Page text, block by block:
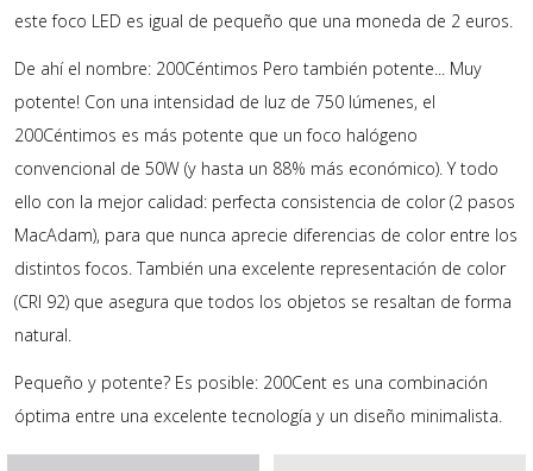
este foco LED es igual de pequeño que una moneda de 2 euros.
De ahí el nombre: 200Céntimos Pero también potente... Muy
potente! Con una intensidad de luz de 750 lúmenes, el
200Céntimos es más potente que un foco halógeno
convencional de 50W (y hasta un 88% más económico). Y todo
ello con la mejor calidad: perfecta consistencia de color (2 pasos
MacAdam), para que nunca aprecie diferencias de color entre los
distintos focos. También una excelente representación de color
(CRI 92) que asegura que todos los objetos se resaltan de forma
natural.
Pequeño y potente? Es posible: 200Cent es una combinación
óptima entre una excelente tecnología y un diseño minimalista.